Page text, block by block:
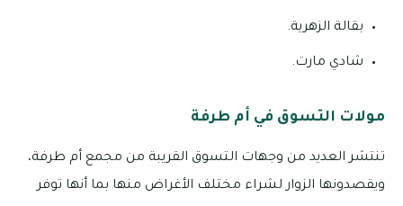
بقالة الزهرية.
شادي مارت.
مولات التسوق في أم طرفة
تنتشر العديد من وجهات التسوق القريبة من مجمع أم طرفة،
ويقصدونها الزوار لشراء مختلف الأغراض منها بما أنها توفر